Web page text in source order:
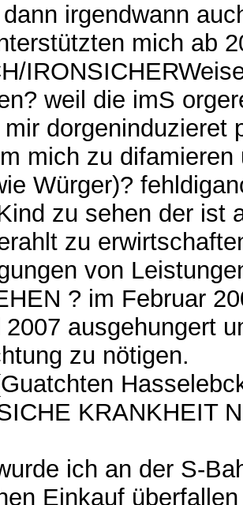
irgendwann
mich ab
weil die imS
dorgeninduzieret
mich zu
Würger)?
zu sehen der ist
zu
von
? im Februar
2007 ausgehungert
zu nötigen.
KRANKHEIT
ich an der S-
Einkauf